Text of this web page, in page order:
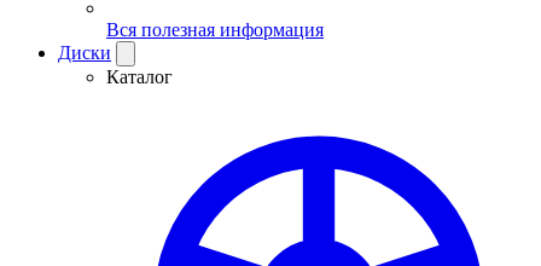
Вся полезная информация
Диски
Каталог